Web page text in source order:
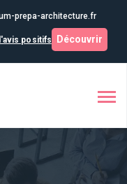
prepa-architecture.fr
positifs Découvrir